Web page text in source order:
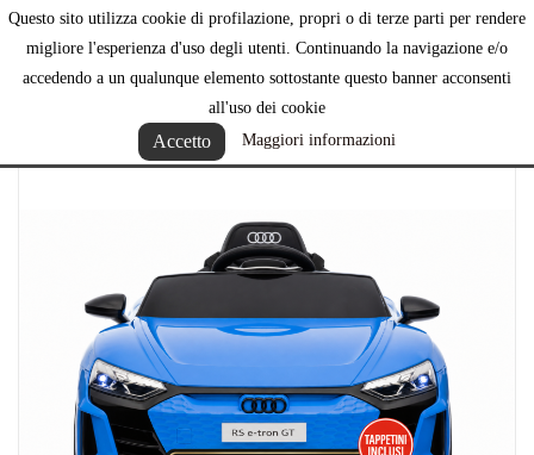
Questo sito utilizza cookie di profilazione, propri o di terze parti per rendere
migliore l'esperienza d'uso degli utenti. Continuando la navigazione e/o
accedendo a un qualunque elemento sottostante questo banner acconsenti
all'uso dei cookie
Accetto Maggiori informazioni
